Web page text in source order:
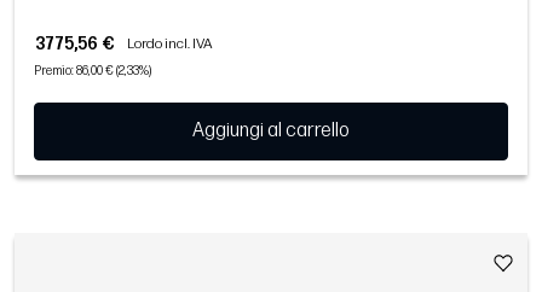
3775,56 € Lordo incl. IVA
Premio: 86,00 € (2,33%)
Aggiungi al carrello